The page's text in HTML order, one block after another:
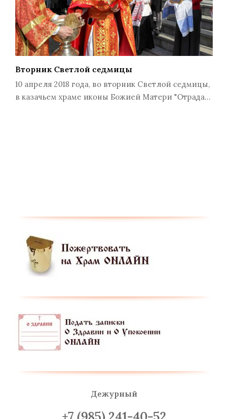
Вторник Светлой седмицы
10 апреля 2018 года, во вторник Светлой седмицы,
в казачьем храме иконы Божией Матери "Отрада…
Дежурный